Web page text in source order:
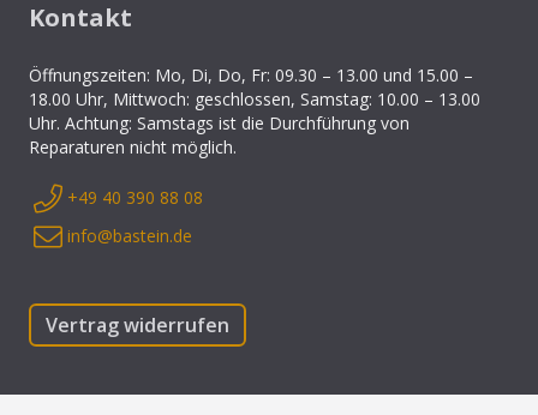
Kontakt
Öffnungszeiten: Mo, Di, Do, Fr: 09.30 – 13.00 und 15.00 –
18.00 Uhr, Mittwoch: geschlossen, Samstag: 10.00 – 13.00
Uhr. Achtung: Samstags ist die Durchführung von
Reparaturen nicht möglich.
+49 40 390 88 08
info@bastein.de
Vertrag widerrufen